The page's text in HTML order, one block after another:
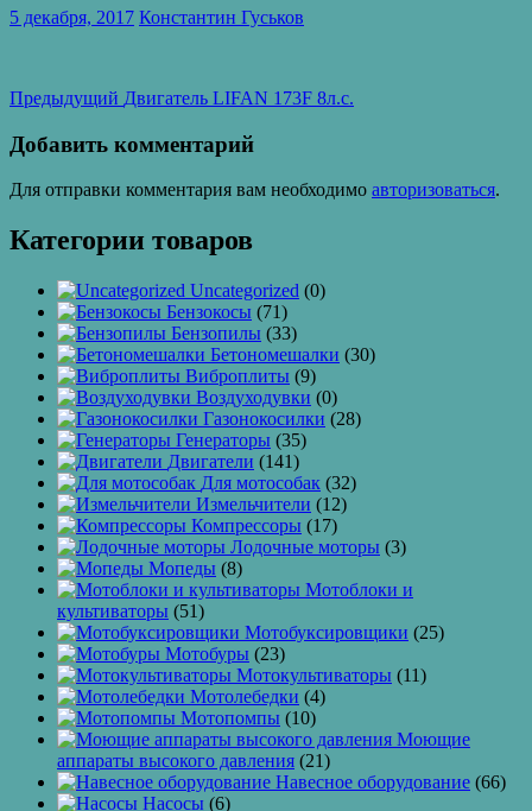
5 декабря, 2017 Константин Гуськов
Навигация
по
записям
Предыдущий Предыдущая
Двигатель LIFAN 173F 8л.с.
Добавить комментарий
Для отправки комментария вам необходимо авторизоваться.
Категории товаров
Uncategorized (0)
Бензокосы (71)
Бензопилы (33)
Бетономешалки (30)
Виброплиты (9)
Воздуходувки (0)
Газонокосилки (28)
Генераторы (35)
Двигатели (141)
Для мотособак (32)
Измельчители (12)
Компрессоры (17)
Лодочные моторы (3)
Мопеды (8)
Мотоблоки и
культиваторы (51)
Мотобуксировщики (25)
Мотобуры (23)
Мотокультиваторы (11)
Мотолебедки (4)
Мотопомпы (10)
Моющие
аппараты высокого давления (21)
Навесное оборудование (66)
Насосы (6)